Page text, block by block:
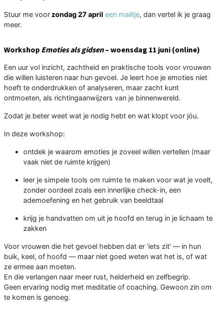
Stuur me voor zondag 27 april een mailtje, dan vertel ik je graag
meer.
Workshop Emoties als gidsen– woensdag 11 juni (online)
Een uur vol inzicht, zachtheid en praktische tools voor vrouwen
die willen luisteren naar hun gevoel. Je leert hoe je emoties niet
hoeft te onderdrukken of analyseren, maar zacht kunt
ontmoeten, als richtingaanwijzers van je binnenwereld.
Zodat je beter weet wat je nodig hebt en wat klopt voor jóu.
In deze workshop:
ontdek je waarom emoties je zoveel willen vertellen (maar
vaak niet de ruimte krijgen)
leer je simpele tools om ruimte te maken voor wat je voelt,
zonder oordeel zoals een innerlijke check-in, een
ademoefening en het gebruik van beeldtaal
krijg je handvatten om uit je hoofd en terug in je lichaam te
zakken
Voor vrouwen die het gevoel hebben dat er ‘iets zit’ — in hun
buik, keel, of hoofd — maar niet goed weten wat het is, of wat
ze ermee aan moeten.
En die verlangen naar meer rust, helderheid en zelfbegrip.
Geen ervaring nodig met meditatie of coaching. Gewoon zin om
te komen is genoeg.